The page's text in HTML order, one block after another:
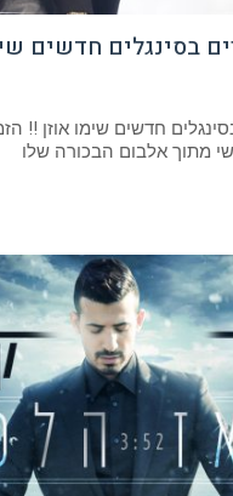
חדשים שימו אוזן !!
מתוך אלבום הבכורה שלו